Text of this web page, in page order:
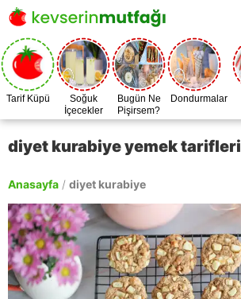
Tarif Küpü
Soğuk
İçecekler
Bugün Ne
Pişirsem?
Dondurmalar
diyet kurabiye yemek tarifleri
Anasayfa / diyet kurabiye